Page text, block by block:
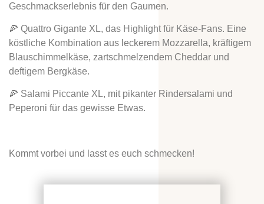
Geschmackserlebnis für den Gaumen.
🍕 Quattro Gigante XL, das Highlight für Käse-Fans. Eine
köstliche Kombination aus leckerem Mozzarella, kräftigem
Blauschimmelkäse, zartschmelzendem Cheddar und
deftigem Bergkäse.
🍕 Salami Piccante XL, mit pikanter Rindersalami und
Peperoni für das gewisse Etwas.
Kommt vorbei und lasst es euch schmecken!